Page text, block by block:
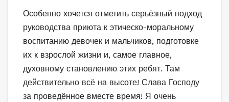
Особенно хочется отметить серьёзный подход
руководства приюта к этическо-моральному
воспитанию девочек и мальчиков, подготовке
их к взрослой жизни и, самое главное,
духовному становлению этих ребят. Там
действительно всё на высоте! Слава Господу
за проведённое вместе время! Я очень